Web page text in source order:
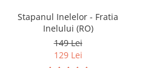
Stapanul Inelelor - Fratia
Inelului (RO)
149 Lei
129 Lei